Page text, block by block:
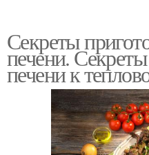
свиной печени
Секреты
печени.
печени к